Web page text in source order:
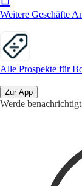
Weitere Geschäfte
Alle Prospekte für
Zur App
Werde